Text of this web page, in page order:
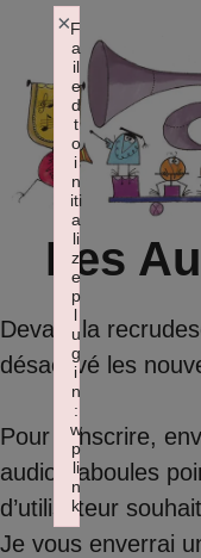
contenu
Les
Devant la
désactivé les
Pour s’inscrire,
audiomaboules
d’utilisateur
Je vous enverrai
F
a
il
e
d
t
o
i
n
iti
a
li
z
e
p
l
u
g
i
n
:
w
p
li
n
k
×
Failed to initialize